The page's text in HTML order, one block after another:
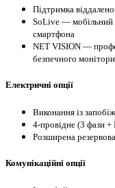
Підтримка
SoLive — мобільний
смартфона
NET VISION —
безпечного
Електричні опції
Виконання із
4-провідне (3 фази +
Розширена
Комунікаційні опції